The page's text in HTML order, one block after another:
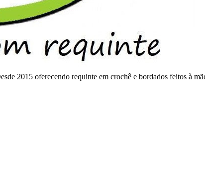
2015 oferecendo requinte em crochê e bordados feitos à